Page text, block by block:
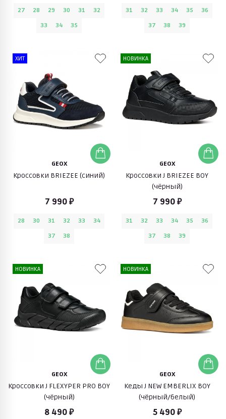
27 28 29 30 31
32
33
34 35
31 32 33 34 35
36
37
38 39
ХИТ
GEOX
Кроссовки BRIEZEE (синий)
7 990 ₽
28 30 31 32 33
34
37
38
НОВИНКА
GEOX
Кроссовки J BRIEZEE BOY
(чёрный)
7 990 ₽
31 32 33 34 35
36
37
38 39
НОВИНКА
GEOX
Кроссовки J FLEXYPER PRO BOY
(чёрный)
8 490 ₽
НОВИНКА
GEOX
Кеды J NEW EMBERLIX BOY
(чёрный/белый)
5 490 ₽